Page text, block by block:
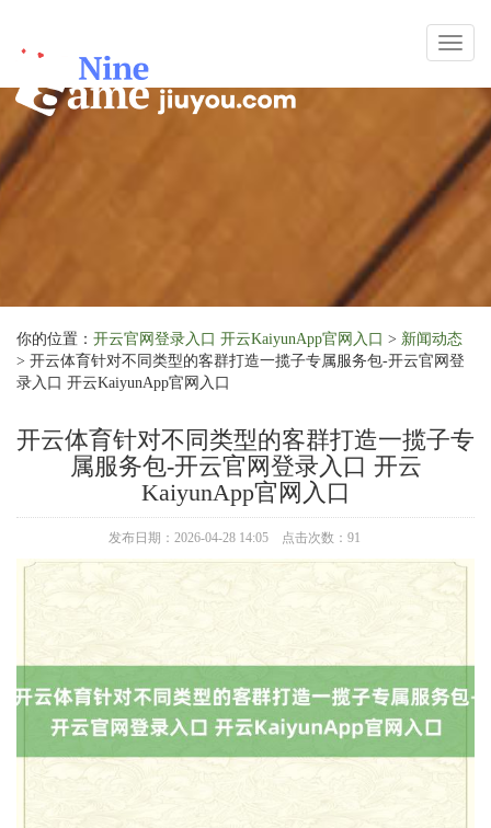
Toggle
你的位置： 开云官网登录入口 开云KaiyunApp官网入口 > 新闻动态
> 开云体育针对不同类型的客群打造一揽子专属服务包-开云官网登
录入口 开云KaiyunApp官网入口
开云体育针对不同类型的客群打造一揽子专
属服务包-开云官网登录入口 开云
KaiyunApp官网入口
发布日期：2026-04-28 14:05 点击次数：91